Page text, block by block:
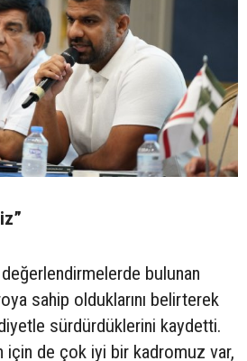
bulunan
sahip olduklarını belirterek
sürdürdüklerini kaydetti.
için de çok iyi bir kadromuz var,